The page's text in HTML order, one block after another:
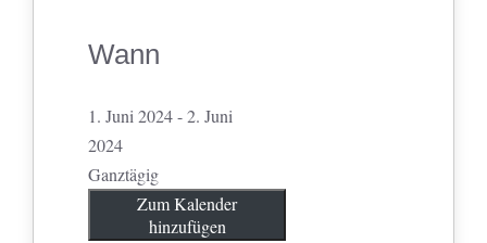
Wann
1. Juni 2024 - 2. Juni
2024
Ganztägig
Zum Kalender
hinzufügen